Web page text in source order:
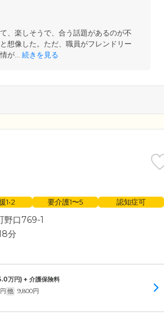
思いにお過ごしください。
、楽しそうで、合う話題があるのが不
想像した。ただ、職員がフレンドリー
が...
続きを見る
1•2 要介護1〜5 認知症可
野口769-1
分
万円) + 介護保険料
他 9,800円